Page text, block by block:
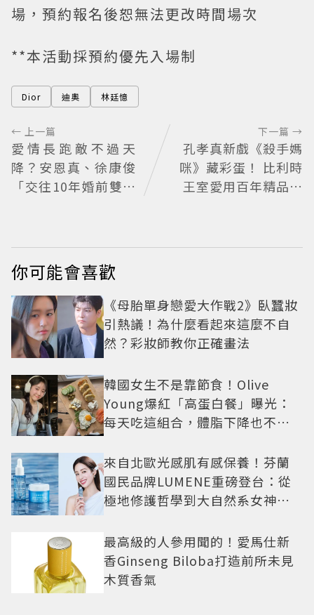
場，預約報名後恕無法更改時間場次
**本活動採預約優先入場制
Dior 迪奧 林廷憶
← 上一篇
愛情長跑敵不過天
降？安恩真、徐康俊
「交往10年婚前雙出
下一篇 →
孔孝真新戲《殺手媽
咪》藏彩蛋！ 比利時
王室愛用百年精品也
你可能會喜歡
《母胎單身戀愛大作戰2》臥蠶妝
引熱議！為什麼看起來這麼不自
然？彩妝師教你正確畫法
韓國女生不是靠節食！Olive
Young爆紅「高蛋白餐」曝光：
每天吃這組合，體脂下降也不怕
來自北歐光感肌有感保養！芬蘭
國民品牌LUMENE重磅登台：從
極地修護哲學到大自然系女神莫
最高級的人參用聞的！愛馬仕新
香Ginseng Biloba打造前所未見
木質香氣